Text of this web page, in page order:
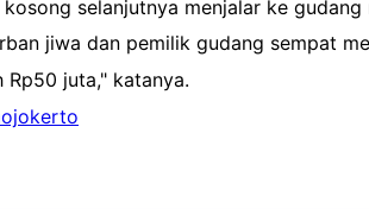
selanjutnya menjalar ke gudang
jiwa dan pemilik gudang sempat
juta," katanya.